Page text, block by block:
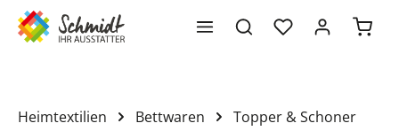
springen
Heimtextilien Bettwaren Topper & Schoner